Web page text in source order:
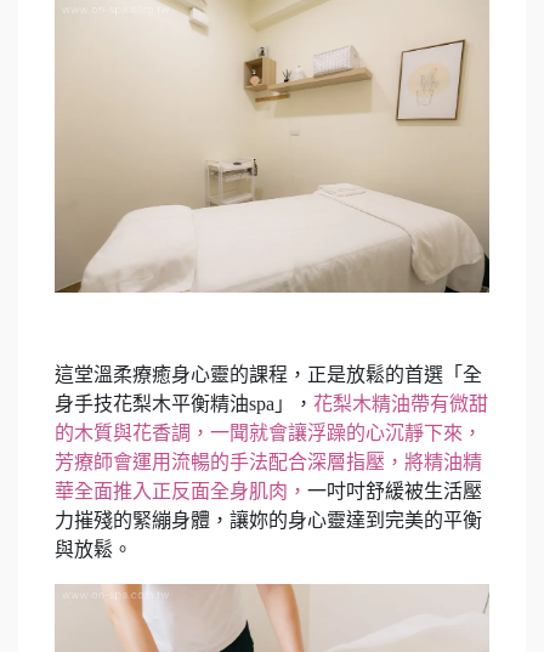
這堂溫柔療癒身心靈的課程，正是放鬆的首選「全
身手技花梨木平衡精油spa」， 花梨木精油帶有微甜
的木質與花香調，一聞就會讓浮躁的心沉靜下來，
芳療師會運用流暢的手法配合深層指壓，將精油精
華全面推入正反面全身肌肉， 一吋吋舒緩被生活壓
力摧殘的緊繃身體，讓妳的身心靈達到完美的平衡
與放鬆。